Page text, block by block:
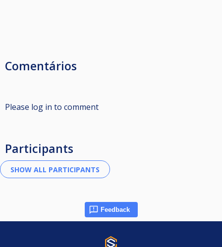
Comentários
Please log in to comment
Participants
Feedback